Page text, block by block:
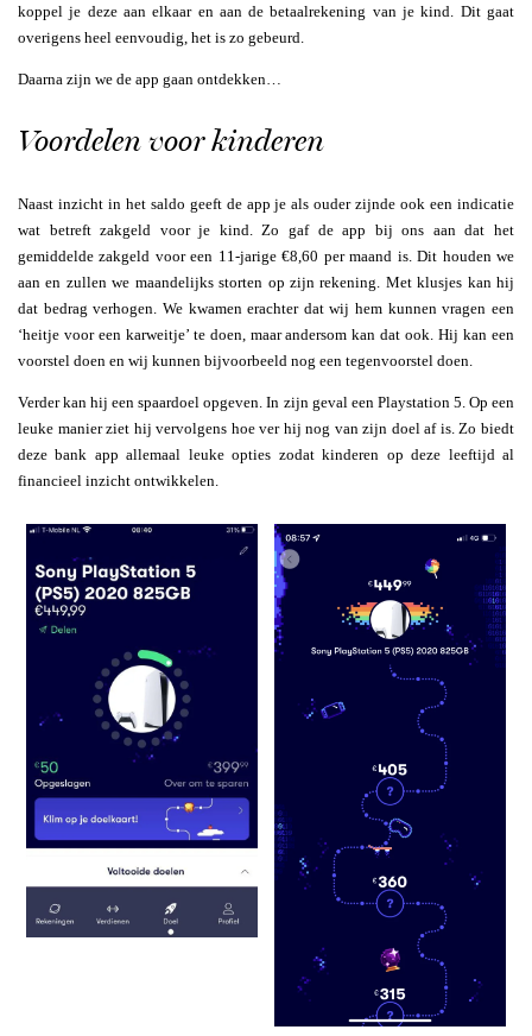
koppel je deze aan elkaar en aan de betaalrekening van je kind. Dit gaat
overigens heel eenvoudig, het is zo gebeurd.
Daarna zijn we de app gaan ontdekken…
Voordelen voor kinderen
Naast inzicht in het saldo geeft de app je als ouder zijnde ook een indicatie
wat betreft zakgeld voor je kind. Zo gaf de app bij ons aan dat het
gemiddelde zakgeld voor een 11-jarige €8,60 per maand is. Dit houden we
aan en zullen we maandelijks storten op zijn rekening. Met klusjes kan hij
dat bedrag verhogen. We kwamen erachter dat wij hem kunnen vragen een
‘heitje voor een karweitje’ te doen, maar andersom kan dat ook. Hij kan een
voorstel doen en wij kunnen bijvoorbeeld nog een tegenvoorstel doen.
Verder kan hij een spaardoel opgeven. In zijn geval een Playstation 5. Op een
leuke manier ziet hij vervolgens hoe ver hij nog van zijn doel af is. Zo biedt
deze bank app allemaal leuke opties zodat kinderen op deze leeftijd al
financieel inzicht ontwikkelen.